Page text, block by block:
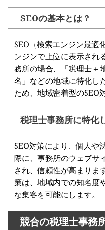
SEOの基本とは？
SEO（検索エンジン最適
ンジンで上位に表示され
務所の場合、「税理士＋
名」などの地域に特化し
ため、地域密着型のSEO
税理士事務所に特化
SEO対策により、個人や
際に、事務所のウェブサ
され、信頼性が高まりま
策は、地域内での知名度
な集客を可能にします。
競合の税理士事務